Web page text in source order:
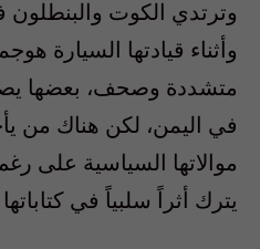
وترتدي الكوت والبنطلون
وأثناء قيادتها السيارة
متشددة وصحف، بعضها
في اليمن، لكن هناك من
موالاتها السياسية على
يترك أثراً سلبياً في